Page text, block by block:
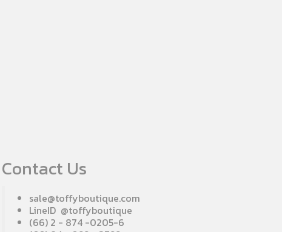
Contact Us
sale@toffyboutique.com
LineID @toffyboutique
(66) 2 - 874 -0205-6